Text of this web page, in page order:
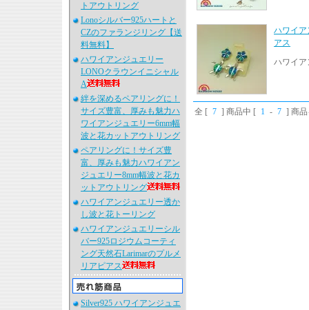
トアウトリング
Lonoシルバー925ハートと
CZのファランジリング【送
料無料】
ハワイアンジュエリー
LONOクラウンイニシャル
A
絆を深めるペアリングに！
サイズ豊富、厚みも魅力ハ
ワイアンジュエリー6mm幅
波と花カットアウトリング
ペアリングに！サイズ豊
富、厚みも魅力ハワイアン
ジュエリー8mm幅波と花カ
ットアウトリング
ハワイアンジュエリー透か
し波と花トーリング
ハワイアンジュエリーシル
バー925ロジウムコーティ
ング天然石Larimarのプルメ
リアピアス
Silver925 ハワイアンジュエ
ハワイ
アス
ハワイア
全 [ 7 ] 商品中 [ 1 - 7 ] 商